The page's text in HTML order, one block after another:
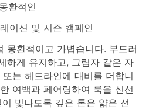
환적인
이션 및 시즌 캠페인
몽환적이고 가볍습니다. 부드러
하게 유지하고, 그림자 같은 자
는 헤드라인에 대비를 더합니
여백과 페어링하여 룩을 신선
빛나도록 깊은 톤은 얇은 선